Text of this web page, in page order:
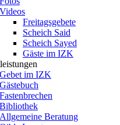
Videos
Freitagsgebete
Scheich Said
Scheich Sayed
Gäste im IZK
Gebet im IZK
Gästebuch
Fastenbrechen
Bibliothek
Allgemeine Beratung